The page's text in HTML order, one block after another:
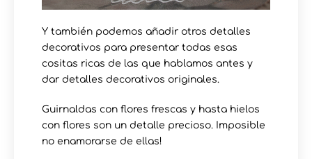
Y también podemos añadir otros detalles
decorativos para presentar todas esas
cositas ricas de las que hablamos antes y
dar detalles decorativos originales.
Guirnaldas con flores frescas y hasta hielos
con flores son un detalle precioso. Imposible
no enamorarse de ellas!